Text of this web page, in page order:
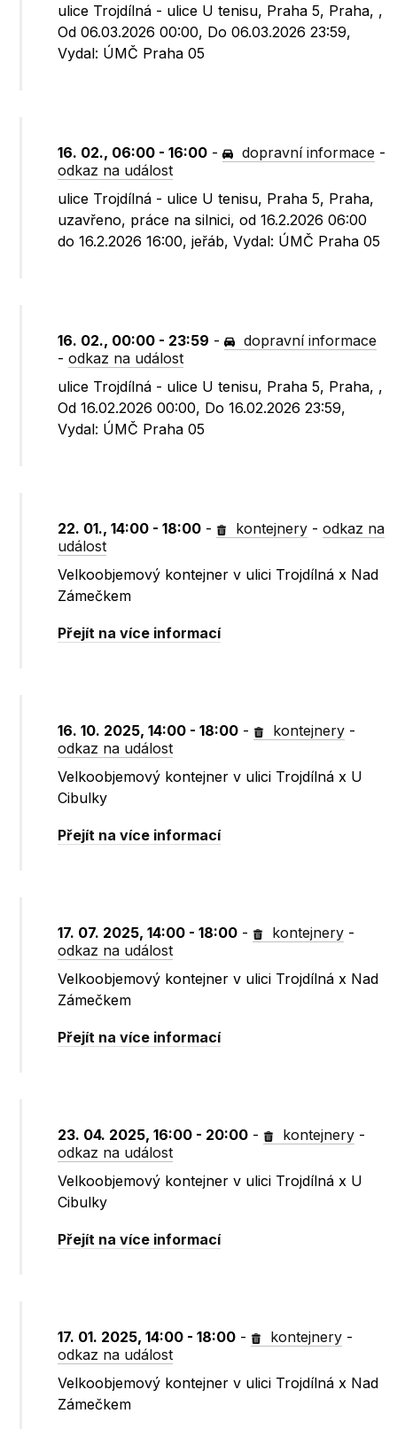
ulice Trojdílná - ulice U tenisu, Praha 5, Praha, ,
Od 06.03.2026 00:00, Do 06.03.2026 23:59,
Vydal: ÚMČ Praha 05
16. 02., 06:00 - 16:00 - dopravní informace -
odkaz na událost
ulice Trojdílná - ulice U tenisu, Praha 5, Praha,
uzavřeno, práce na silnici, od 16.2.2026 06:00
do 16.2.2026 16:00, jeřáb, Vydal: ÚMČ Praha 05
16. 02., 00:00 - 23:59 -
dopravní informace
-odkaz na událost
ulice Trojdílná - ulice U tenisu, Praha 5, Praha, ,
Od 16.02.2026 00:00, Do 16.02.2026 23:59,
Vydal: ÚMČ Praha 05
22. 01., 14:00 - 18:00 - kontejnery -odkaz na
událost
Velkoobjemový kontejner v ulici Trojdílná x Nad
Zámečkem
Přejít na více informací
16. 10. 2025, 14:00 - 18:00 - kontejnery -
odkaz na událost
Velkoobjemový kontejner v ulici Trojdílná x U
Cibulky
Přejít na více informací
17. 07. 2025, 14:00 - 18:00 - kontejnery -
odkaz na událost
Velkoobjemový kontejner v ulici Trojdílná x Nad
Zámečkem
Přejít na více informací
23. 04. 2025, 16:00 - 20:00 - kontejnery -
odkaz na událost
Velkoobjemový kontejner v ulici Trojdílná x U
Cibulky
Přejít na více informací
17. 01. 2025, 14:00 - 18:00 - kontejnery -
odkaz na událost
Velkoobjemový kontejner v ulici Trojdílná x Nad
Zámečkem